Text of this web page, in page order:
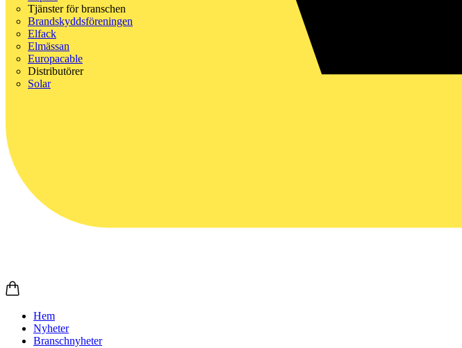
Tjänster för branschen
Brandskyddsföreningen
Elfack
Elmässan
Europacable
Distributörer
Solar
Hem
Nyheter
Branschnyheter